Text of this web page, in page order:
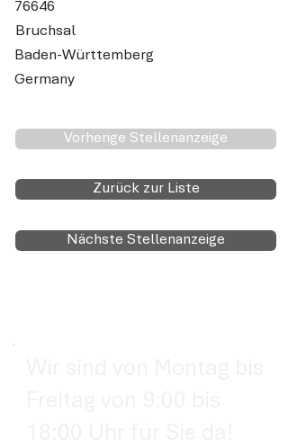
76646
Bruchsal
Baden-Württemberg
Germany
Vorherige Stellenanzeige
Zurück zur Liste
Nächste Stellenanzeige